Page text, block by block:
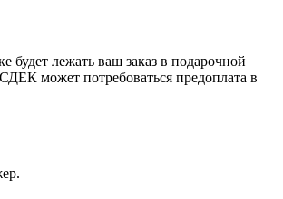
лежать ваш заказ в подарочной
может потребоваться предоплата в